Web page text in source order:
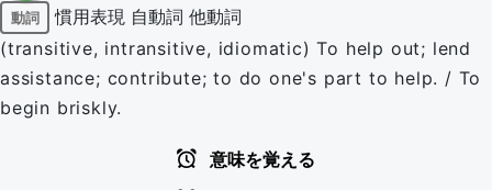
動詞 慣用表現 自動詞 他動詞
(transitive, intransitive, idiomatic) To help out; lend
assistance; contribute; to do one's part to help. / To
begin briskly.
意味を覚える